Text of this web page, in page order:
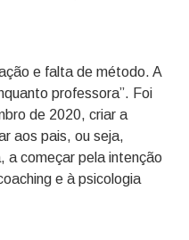
e falta de método. A
professora”. Foi
de 2020, criar a
aos pais, ou seja,
a começar pela intenção
e à psicologia